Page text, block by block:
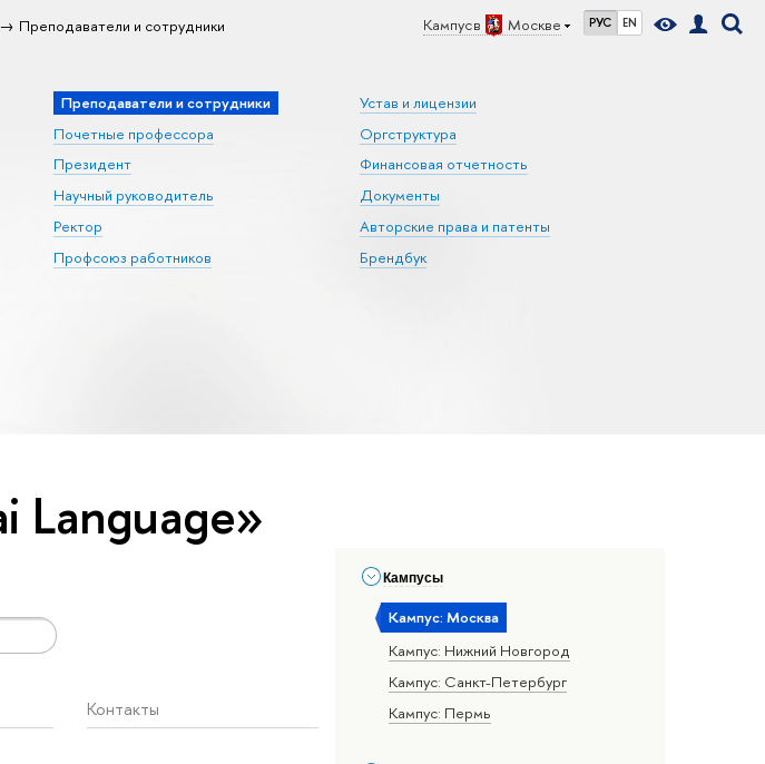
Кампус в Москве РУС EN
Преподаватели и сотрудники
Преподаватели и сотрудники
Почетные профессора
Президент
Научный руководитель
Ректор
Профсоюз работников
Устав и лицензии
Оргструктура
Финансовая отчетность
Документы
Авторские права и патенты
Брендбук
Кампусы
Кампус: Москва
Кампус: Нижний Новгород
Кампус: Санкт-Петербург
Кампус: Пермь
Language»
Контакты